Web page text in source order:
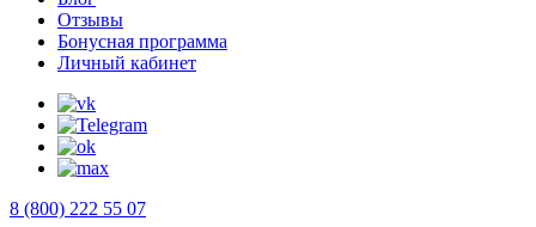
Отзывы
Бонусная программа
Личный кабинет
8 (800) 222 55 07